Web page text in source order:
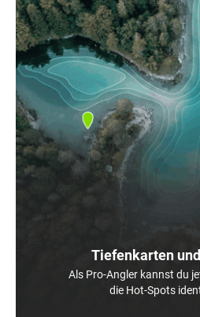
Tiefenkarten
Als Pro-Angler kannst du
die Hot-Spots